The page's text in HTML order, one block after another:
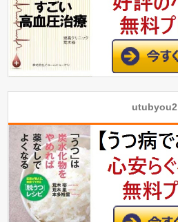
utubyou2